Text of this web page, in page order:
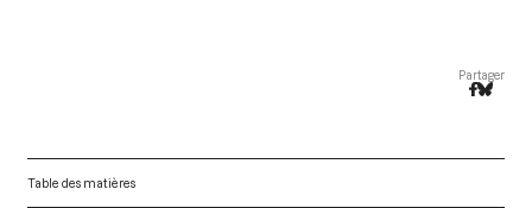
Partager
Table des matières